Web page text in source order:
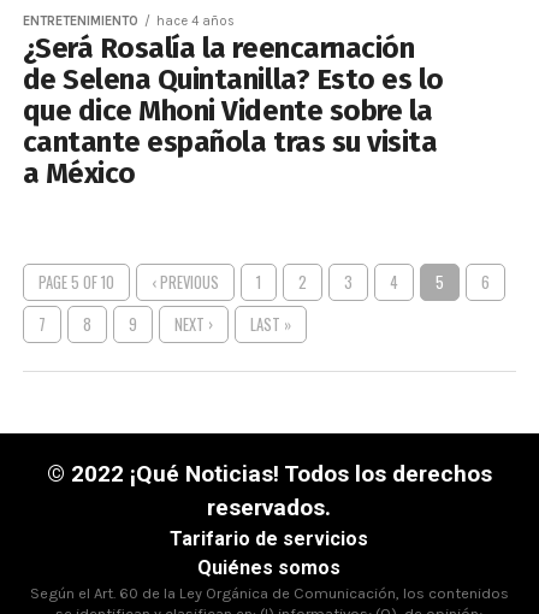
ENTRETENIMIENTO hace 4 años
¿Será Rosalía la reencarnación
de Selena Quintanilla? Esto es lo
que dice Mhoni Vidente sobre la
cantante española tras su visita
a México
PAGE 5 OF 10 ‹ PREVIOUS 1 2 3 4 5
6
7
8 9 NEXT › LAST »
© 2022 ¡Qué Noticias! Todos los derechos
reservados.
Tarifario de servicios
Quiénes somos
Según el Art. 60 de la Ley Orgánica de Comunicación, los contenidos